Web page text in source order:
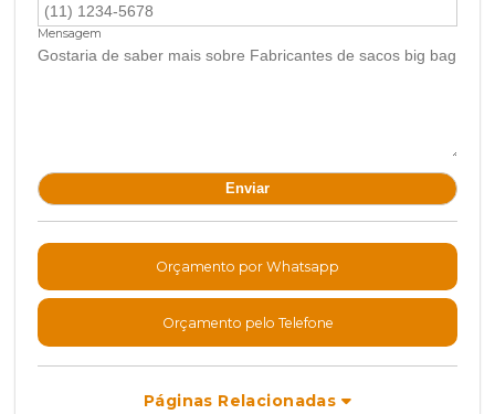
Mensagem
Orçamento por Whatsapp
Orçamento pelo Telefone
Páginas Relacionadas